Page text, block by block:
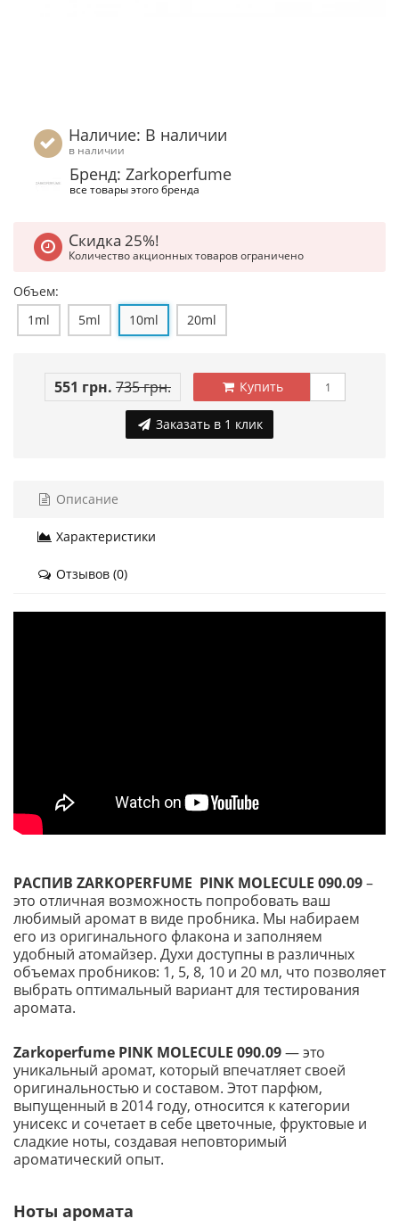
Наличие: В наличии
в наличии
Бренд: Zarkoperfume
все товары этого бренда
Скидка 25%!
Количество акционных товаров ограничено
Объем:
1ml
5ml 10ml 20ml
551 грн. 735 грн. Купить
Заказать в 1 клик
Описание
Характеристики
Отзывов (0)
РАСПИВ ZARKOPERFUME PINK MOLECULE 090.09–
это отличная возможность попробовать ваш
любимый аромат в виде пробника. Мы набираем
его из оригинального флакона и заполняем
удобный атомайзер. Духи доступны в различных
объемах пробников: 1, 5, 8, 10 и 20 мл, что позволяет
выбрать оптимальный вариант для тестирования
аромата.
Zarkoperfume PINK MOLECULE 090.09— это
уникальный аромат, который впечатляет своей
оригинальностью и составом. Этот парфюм,
выпущенный в 2014 году, относится к категории
унисекс и сочетает в себе цветочные, фруктовые и
сладкие ноты, создавая неповторимый
ароматический опыт.
Ноты аромата